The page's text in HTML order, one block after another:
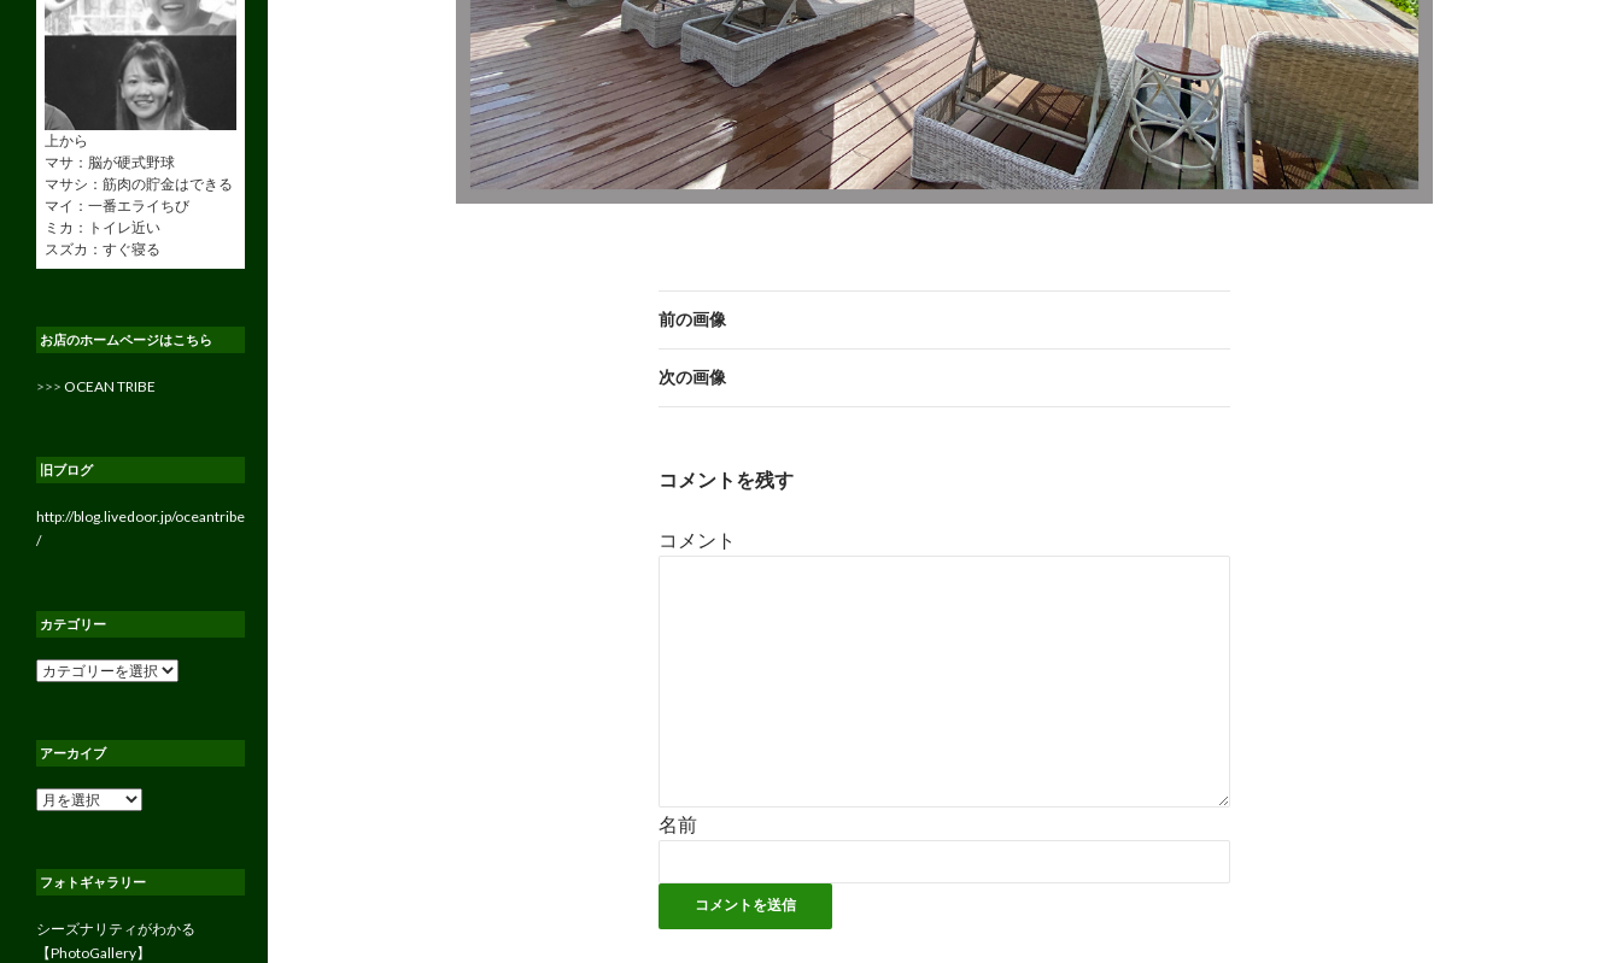
前の画像
次の画像
コメントを残す
コメント
名前
上から
マサ：脳が硬式野球
マサシ：筋肉の貯金はできる
マイ：一番エライちび
ミカ：トイレ近い
スズカ：すぐ寝る
お店のホームページはこちら
>>> OCEAN TRIBE
旧ブログ
http://blog.livedoor.jp/oceantribe
/
カテゴリー
カ
ー
アーカイブ
ア
ブ
フォトギャラリー
シーズナリティがわかる
【PhotoGallery】